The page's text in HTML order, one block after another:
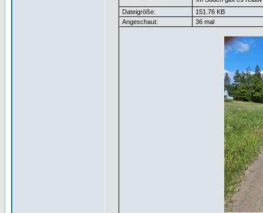
Dateigröße:
151.76 KB
Angeschaut:
36 mal